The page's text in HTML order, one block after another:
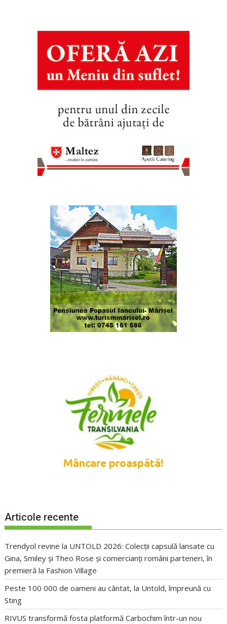
Articole recente
Trendyol revine la UNTOLD 2026: Colecții capsulă lansate cu
Gina, Smiley și Theo Rose și comercianți români parteneri, în
premieră la Fashion Village
Peste 100 000 de oameni au cântat, la Untold, împreună cu
Sting
RIVUS transformă fosta platformă Carbochim într-un nou